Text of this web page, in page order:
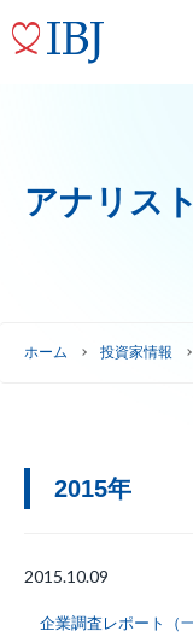
アナリス
ホーム 投資家情報
2015年
2015.10.09
企業調査レポート（